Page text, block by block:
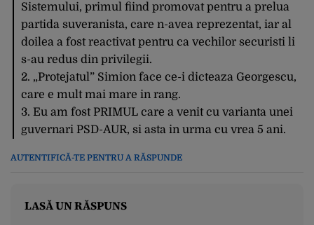
Sistemului, primul fiind promovat pentru a prelua
partida suveranista, care n-avea reprezentat, iar al
doilea a fost reactivat pentru ca vechilor securisti li
s-au redus din privilegii.
2. „Protejatul” Simion face ce-i dicteaza Georgescu,
care e mult mai mare in rang.
3. Eu am fost PRIMUL care a venit cu varianta unei
guvernari PSD-AUR, si asta in urma cu vrea 5 ani.
AUTENTIFICĂ-TE PENTRU A RĂSPUNDE
LASĂ UN RĂSPUNS